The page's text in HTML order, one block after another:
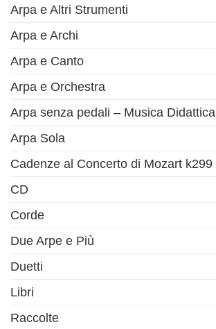
Arpa e Altri Strumenti
Arpa e Archi
Arpa e Canto
Arpa e Orchestra
Arpa senza pedali – Musica Didattica
Arpa Sola
Cadenze al Concerto di Mozart k299
CD
Corde
Due Arpe e Più
Duetti
Libri
Raccolte